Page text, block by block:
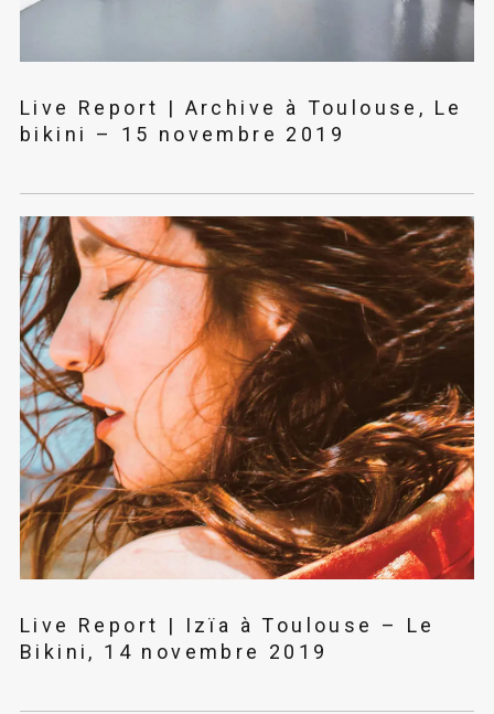
Live Report | Archive à Toulouse, Le
bikini – 15 novembre 2019
Live Report | Izïa à Toulouse – Le
Bikini, 14 novembre 2019